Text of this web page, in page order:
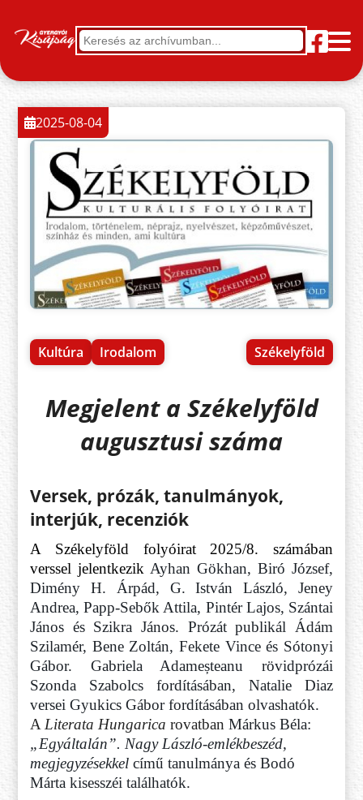
Kultúra Irodalom Székelyföld
2025-08-04
Megjelent a Székelyföld
augusztusi száma
Versek, prózák, tanulmányok,
interjúk, recenziók
A Székelyföld folyóirat 2025/8. számában
verssel jelentkezik Ayhan Gökhan, Biró József,
Dimény H. Árpád, G. István László, Jeney
Andrea, Papp-Sebők Attila, Pintér Lajos, Szántai
János és Szikra János. Prózát publikál Ádám
Szilamér, Bene Zoltán, Fekete Vince és Sótonyi
Gábor. Gabriela Adameșteanu rövidprózái
Szonda Szabolcs fordításában, Natalie Diaz
versei Gyukics Gábor fordításában olvashatók.
A Literata Hungarica rovatbanMárkus Béla:
„Egyáltalán”. Nagy László-emlékbeszéd,
megjegyzésekkel című tanulmánya és Bodó
Márta kisesszéi találhatók.